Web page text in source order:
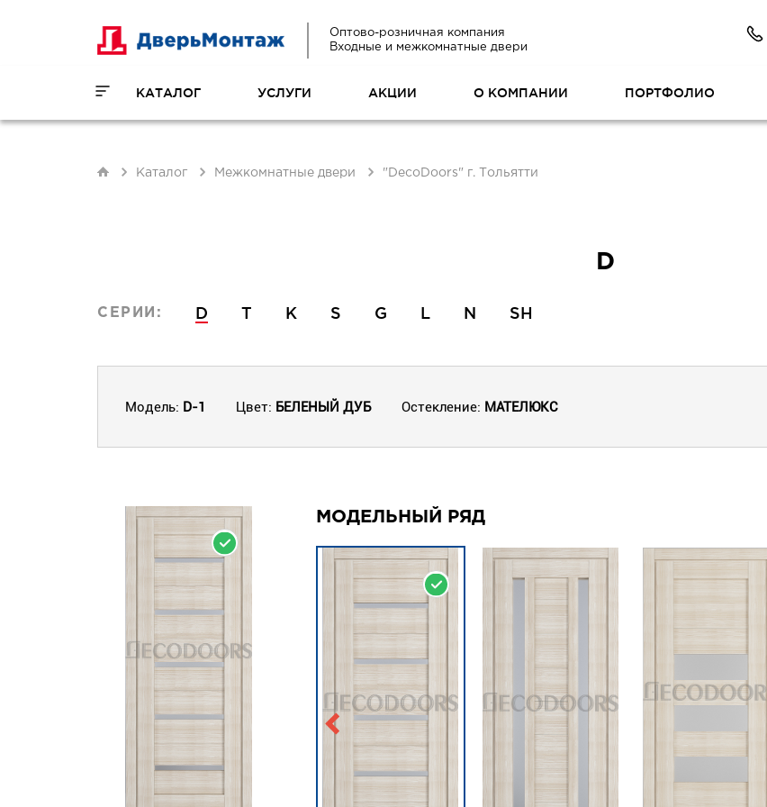
Оптово-розничная компания
Входные и межкомнатные двери
КАТАЛОГ УСЛУГИ АКЦИИ О КОМПАНИИ ПОРТФОЛИО
Каталог Межкомнатные двери "DecoDoors" г. Тольятти
D
СЕРИИ: D T K S G L N SH
Модель: D-1 Цвет: БЕЛЕНЫЙ ДУБ Остекление: МАТЕЛЮКС
НА СКЛАДЕ
МОДЕЛЬНЫЙ РЯД
НА СКЛАДЕ